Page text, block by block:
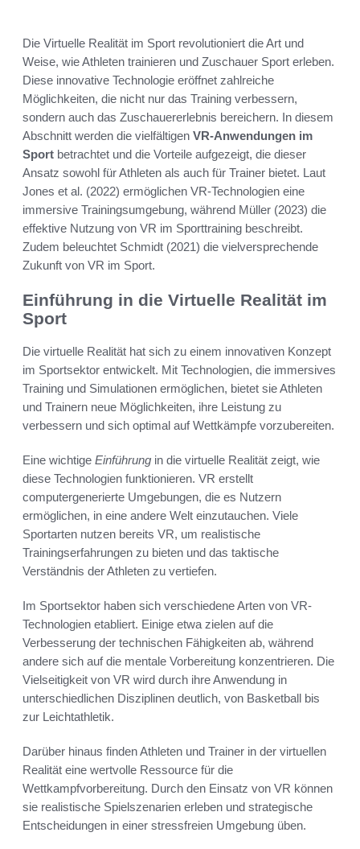
Die Virtuelle Realität im Sport revolutioniert die Art und
Weise, wie Athleten trainieren und Zuschauer Sport erleben.
Diese innovative Technologie eröffnet zahlreiche
Möglichkeiten, die nicht nur das Training verbessern,
sondern auch das Zuschauererlebnis bereichern. In diesem
Abschnitt werden die vielfältigen VR-Anwendungen im
Sport betrachtet und die Vorteile aufgezeigt, die dieser
Ansatz sowohl für Athleten als auch für Trainer bietet. Laut
Jones et al. (2022) ermöglichen VR-Technologien eine
immersive Trainingsumgebung, während Müller (2023) die
effektive Nutzung von VR im Sporttraining beschreibt.
Zudem beleuchtet Schmidt (2021) die vielversprechende
Zukunft von VR im Sport.
Einführung in die Virtuelle Realität im
Sport
Die virtuelle Realität hat sich zu einem innovativen Konzept
im Sportsektor entwickelt. Mit Technologien, die immersives
Training und Simulationen ermöglichen, bietet sie Athleten
und Trainern neue Möglichkeiten, ihre Leistung zu
verbessern und sich optimal auf Wettkämpfe vorzubereiten.
Eine wichtige Einführung in die virtuelle Realität zeigt, wie
diese Technologien funktionieren. VR erstellt
computergenerierte Umgebungen, die es Nutzern
ermöglichen, in eine andere Welt einzutauchen. Viele
Sportarten nutzen bereits VR, um realistische
Trainingserfahrungen zu bieten und das taktische
Verständnis der Athleten zu vertiefen.
Im Sportsektor haben sich verschiedene Arten von VR-
Technologien etabliert. Einige etwa zielen auf die
Verbesserung der technischen Fähigkeiten ab, während
andere sich auf die mentale Vorbereitung konzentrieren. Die
Vielseitigkeit von VR wird durch ihre Anwendung in
unterschiedlichen Disziplinen deutlich, von Basketball bis
zur Leichtathletik.
Darüber hinaus finden Athleten und Trainer in der virtuellen
Realität eine wertvolle Ressource für die
Wettkampfvorbereitung. Durch den Einsatz von VR können
sie realistische Spielszenarien erleben und strategische
Entscheidungen in einer stressfreien Umgebung üben.